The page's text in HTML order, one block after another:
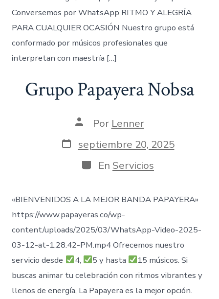
Conversemos por WhatsApp RITMO Y ALEGRÍA
PARA CUALQUIER OCASIÓN Nuestro grupo está
conformado por músicos profesionales que
interpretan con maestría […]
Grupo Papayera Nobsa
Autor
la
entrada
Por Lenner
Fecha
de
publicación
septiembre 20, 2025
Categorías
En Servicios
«BIENVENIDOS A LA MEJOR BANDA PAPAYERA»
https://www.papayeras.co/wp-
content/uploads/2025/03/WhatsApp-Video-2025-
03-12-at-1.28.42-PM.mp4 Ofrecemos nuestro
servicio desde
4, 5 y hasta
15 músicos. Si
buscas animar tu celebración con ritmos vibrantes y
llenos de energía, La Papayera es la mejor opción.